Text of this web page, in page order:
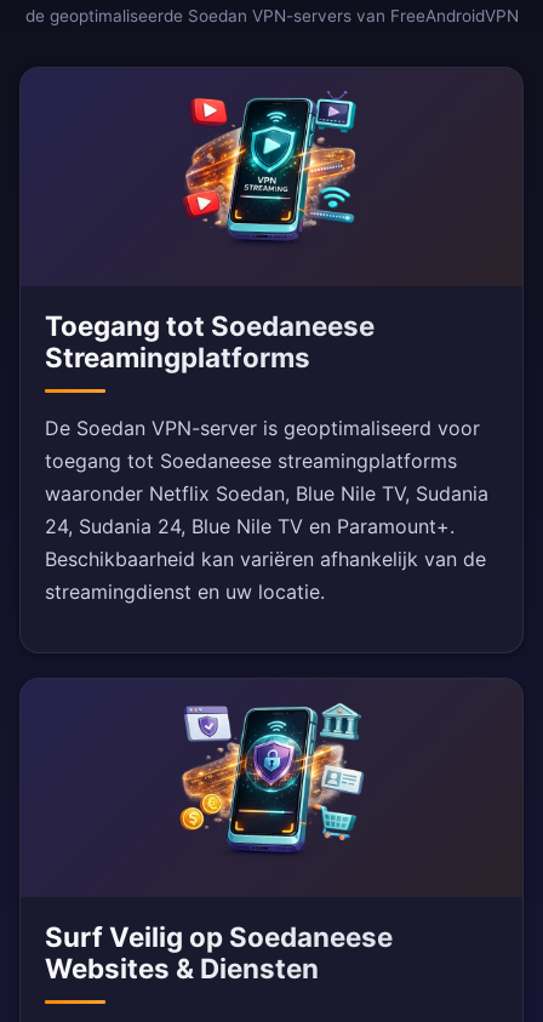
de geoptimaliseerde Soedan VPN-servers van FreeAndroidVPN
Toegang tot Soedaneese
Streamingplatforms
De Soedan VPN-server is geoptimaliseerd voor
toegang tot Soedaneese streamingplatforms
waaronder Netflix Soedan, Blue Nile TV, Sudania
24, Sudania 24, Blue Nile TV en Paramount+.
Beschikbaarheid kan variëren afhankelijk van de
streamingdienst en uw locatie.
Surf Veilig op Soedaneese
Websites & Diensten